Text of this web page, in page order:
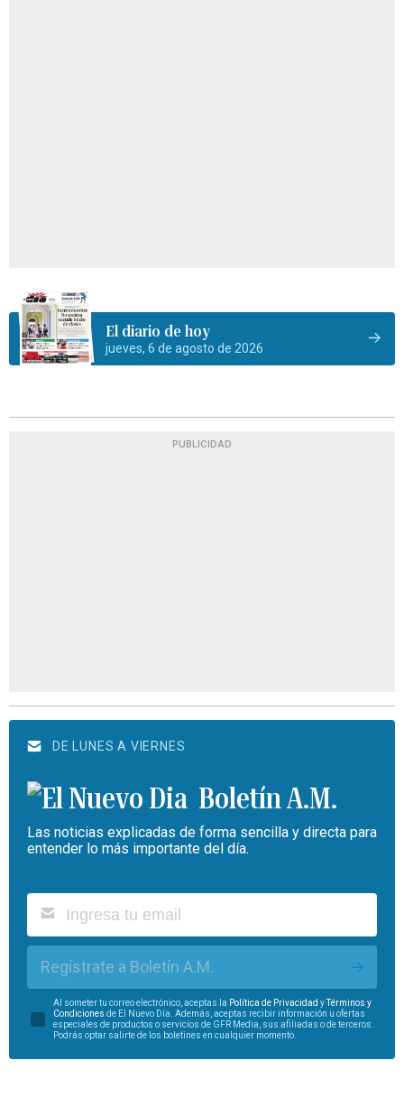
El diario de hoy
jueves, 6 de agosto de 2026
PUBLICIDAD
DE LUNES A VIERNES
Boletín A.M.
Las noticias explicadas de forma sencilla y directa para
entender lo más importante del día.
Regístrate a Boletín A.M.
Al someter tu correo electrónico, aceptas la Política de Privacidad yTérminos y
Condiciones de El Nuevo Día. Además, aceptas recibir información u ofertas
especiales de productos o servicios de GFR Media, sus afiliadas o de terceros.
Podrás optar salirte de los boletines en cualquier momento.